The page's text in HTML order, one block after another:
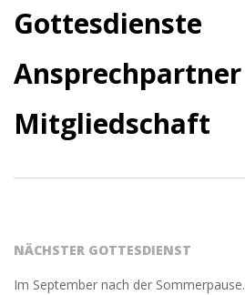
Gottesdienste
Ansprechpartner
Mitgliedschaft
14
NÄCHSTER GOTTESDIENST
Im September nach der Sommerpause.